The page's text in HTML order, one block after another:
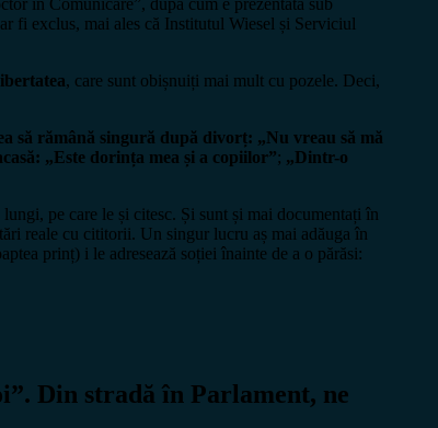
fi exclus, mai ales că Institutul Wiesel și Serviciul
, care sunt obișnuiți mai mult cu pozele. Deci,
să rămână singură după divorț: „Nu vreau să mă
„Este dorința mea și a copiilor”; „Dintr-o
pe care le și citesc. Și sunt și mai documentați în
reale cu cititorii. Un singur lucru aș mai adăuga în
prinț) i le adresează soției înainte de a o părăsi:
Din stradă în Parlament, ne